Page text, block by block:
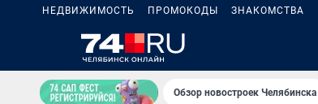
НЕДВИЖИМОСТЬ ПРОМОКОДЫ ЗНАКОМСТВА
Обзор новостроек Челябинска